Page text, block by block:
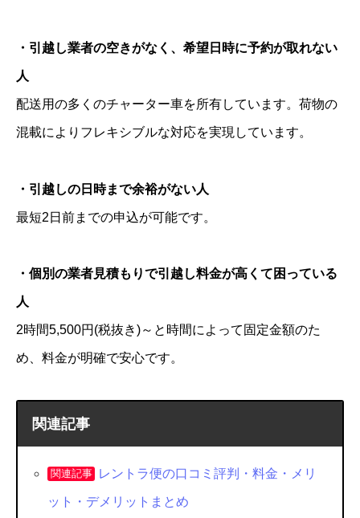
・引越し業者の空きがなく、希望日時に予約が取れない
人
配送用の多くのチャーター車を所有しています。荷物の
混載によりフレキシブルな対応を実現しています。
・引越しの日時まで余裕がない人
最短2日前までの申込が可能です。
・個別の業者見積もりで引越し料金が高くて困っている
人
2時間5,500円(税抜き)～と時間によって固定金額のた
め、料金が明確で安心です。
関連記事
関連記事 レントラ便の口コミ評判・料金・メリ
ット・デメリットまとめ